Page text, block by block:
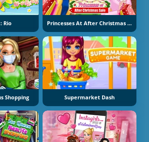
Rio Princesses At After Christmas Sale
Shopping Supermarket Dash